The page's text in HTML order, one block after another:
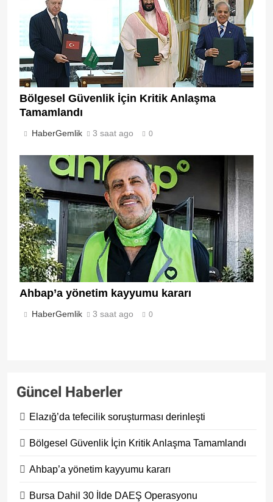
Bölgesel Güvenlik İçin Kritik Anlaşma
Tamamlandı
HaberGemlik 3 saat ago 0
Ahbap’a yönetim kayyumu kararı
HaberGemlik 3 saat ago 0
Güncel Haberler
Elazığ’da tefecilik soruşturması derinleşti
Bölgesel Güvenlik İçin Kritik Anlaşma Tamamlandı
Ahbap’a yönetim kayyumu kararı
Bursa Dahil 30 İlde DAEŞ Operasyonu